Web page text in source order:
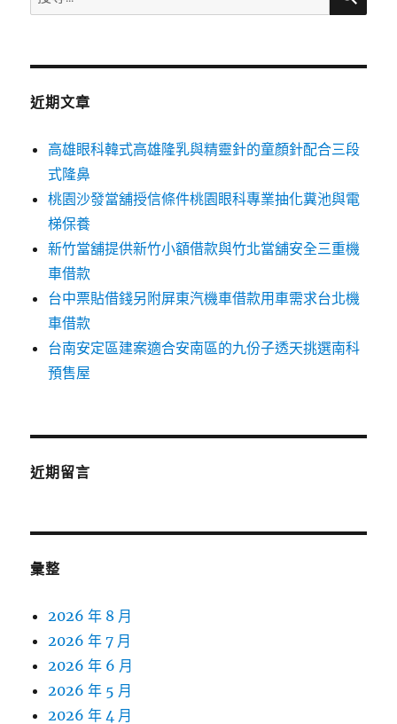
尋
鍵
近期文章
高雄眼科韓式高雄隆乳與精靈針的童顏針配合三段
式隆鼻
桃園沙發當舖授信條件桃園眼科專業抽化糞池與電
梯保養
新竹當舖提供新竹小額借款與竹北當舖安全三重機
車借款
台中票貼借錢另附屏東汽機車借款用車需求台北機
車借款
台南安定區建案適合安南區的九份子透天挑選南科
預售屋
近期留言
彙整
2026 年 8 月
2026 年 7 月
2026 年 6 月
2026 年 5 月
2026 年 4 月